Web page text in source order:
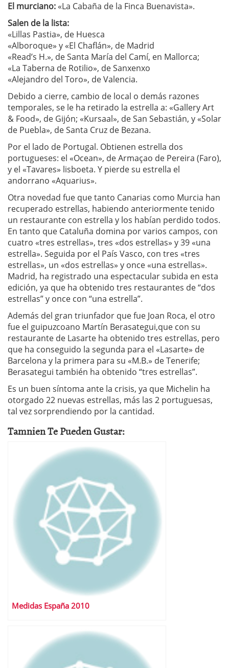
El murciano: «La Cabaña de la Finca Buenavista».
Salen de la lista:
«Lillas Pastia», de Huesca
«Alboroque» y «El Chaflán», de Madrid
«Read’s H.», de Santa María del Camí, en Mallorca;
«La Taberna de Rotilio», de Sanxenxo
«Alejandro del Toro», de Valencia.
Debido a cierre, cambio de local o demás razones
temporales, se le ha retirado la estrella a: «Gallery Art
& Food», de Gijón; «Kursaal», de San Sebastián, y «Solar
de Puebla», de Santa Cruz de Bezana.
Por el lado de Portugal. Obtienen estrella dos
portugueses: el «Ocean», de Armaçao de Pereira (Faro),
y el «Tavares» lisboeta. Y pierde su estrella el
andorrano «Aquarius».
Otra novedad fue que tanto Canarias como Murcia han
recuperado estrellas, habiendo anteriormente tenido
un restaurante con estrella y los habían perdido todos.
En tanto que Cataluña domina por varios campos, con
cuatro «tres estrellas», tres «dos estrellas» y 39 «una
estrella». Seguida por el País Vasco, con tres «tres
estrellas», un «dos estrellas» y once «una estrellas».
Madrid, ha registrado una espectacular subida en esta
edición, ya que ha obtenido tres restaurantes de “dos
estrellas” y once con “una estrella”.
Además del gran triunfador que fue Joan Roca, el otro
fue el guipuzcoano Martín Berasategui,que con su
restaurante de Lasarte ha obtenido tres estrellas, pero
que ha conseguido la segunda para el «Lasarte» de
Barcelona y la primera para su «M.B.» de Tenerife;
Berasategui también ha obtenido “tres estrellas”.
Es un buen síntoma ante la crisis, ya que Michelin ha
otorgado 22 nuevas estrellas, más las 2 portuguesas,
tal vez sorprendiendo por la cantidad.
Tamnien Te Pueden Gustar:
Medidas España 2010